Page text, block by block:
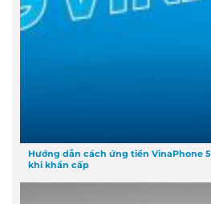
Hướng dẫn cách ứng tiền VinaPhone
khi khẩn cấp